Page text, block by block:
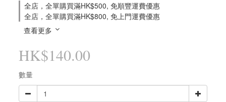
全店，全單購買滿HK$500, 免順豐運費優惠
全店，全單購買滿HK$800, 免上門運費優惠
查看更多
HK$140.00
數量